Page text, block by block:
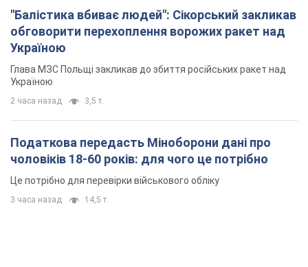
"Балістика вбиває людей": Сікорський закликав
обговорити перехоплення ворожих ракет над
Україною
Глава МЗС Польщі закликав до збиття російських ракет над
Україною
2 часа назад 3,5 т.
Податкова передасть Міноборони дані про
чоловіків 18-60 років: для чого це потрібно
Це потрібно для перевірки військового обліку
3 часа назад 14,5 т.